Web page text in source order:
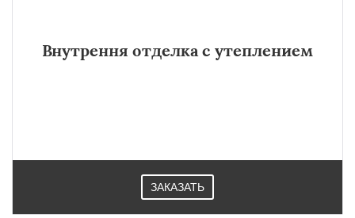
Внутрення отделка с утеплением
ЗАКАЗАТЬ